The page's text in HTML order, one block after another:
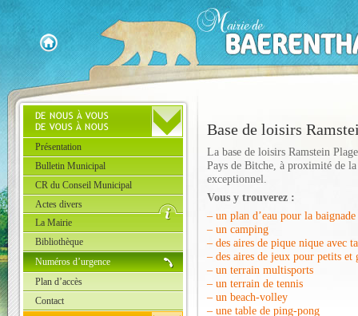
Présentation
Bulletin Municipal
CR du Conseil Municipal
Actes divers
La Mairie
Bibliothèque
Numéros d’urgence
Plan d’accès
Contact
Base de loisirs
La base de loisirs Ramstein
Pays de Bitche, à proximité de
exceptionnel.
Vous y trouverez :
– un plan d’eau pour la baignade
– un camping
– des aires de pique nique avec
– des aires de jeux pour petits et
– un terrain multisports
– un terrain de tennis
– un beach-volley
– une table de ping-pong